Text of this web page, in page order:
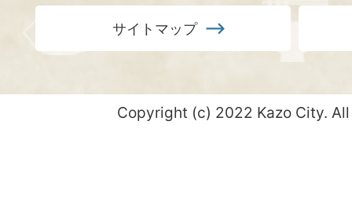
サイトマップ
Copyright (c) 2022 Kazo City.